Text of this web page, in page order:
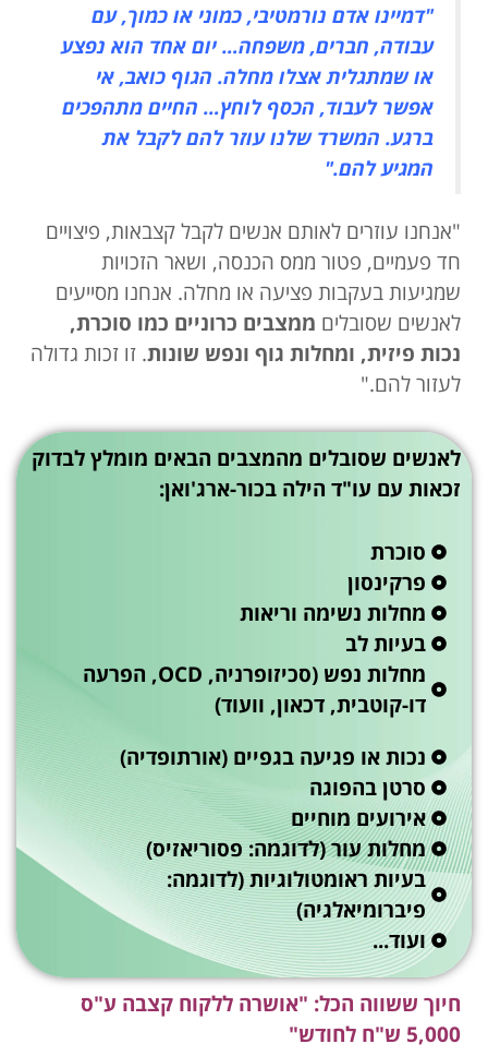
"דמיינו אדם נורמטיבי, כמוני או כמוך, עם
עבודה, חברים, משפחה… יום אחד הוא נפצע
או שמתגלית אצלו מחלה. הגוף כואב, אי
אפשר לעבוד, הכסף לוחץ… החיים מתהפכים
ברגע. המשרד שלנו עוזר להם לקבל את
המגיע להם."
"אנחנו עוזרים לאותם אנשים לקבל קצבאות, פיצויים
חד פעמיים, פטור ממס הכנסה, ושאר הזכויות
שמגיעות בעקבות פציעה או מחלה. אנחנו מסייעים
לאנשים שסובלים ממצבים כרוניים כמו סוכרת,
נכות פיזית, ומחלות גוף ונפש שונות. זו זכות גדולה
לעזור להם."
לאנשים שסובלים מהמצבים הבאים מומלץ לבדוק
זכאות עם עו"ד הילה בכור-ארג'ואן:
סוכרת
פרקינסון
מחלות נשימה וריאות
בעיות לב
מחלות נפש (סכיזופרניה, OCD, הפרעה
דו-קוטבית, דכאון, וועוד)
נכות או פגיעה בגפיים (אורתופדיה)
סרטן בהפוגה
אירועים מוחיים
מחלות עור (לדוגמה: פסוריאזיס)
בעיות ראומטולוגיות (לדוגמה:
פיברומיאלגיה)
ועוד...
חיוך ששווה הכל: "אושרה ללקוח קצבה ע"ס
5,000 ש"ח לחודש"